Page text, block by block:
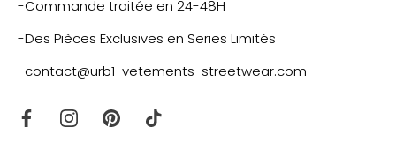
-Commande traitée en 24-48H
-Des Pièces Exclusives en Series Limités
-contact@urb1-vetements-streetwear.com